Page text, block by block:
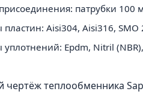
патрубки 100
Aisi304, Aisi316,
Epdm, Nitril